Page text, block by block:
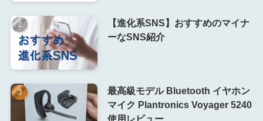
【進化系SNS】おすすめのマイナ
ーなSNS紹介
最高級モデル Bluetooth イヤホン
マイク Plantronics Voyager 5240
使用レビュー